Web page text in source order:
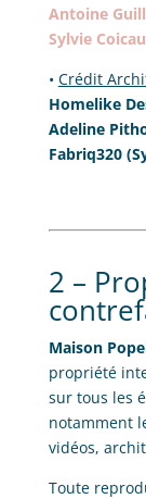
Antoine
Sylvie
• Crédit
Homelike
Adeline
Fabriq320
2 –
Maison
propriété
sur tous les
notamment
vidéos,
Toute